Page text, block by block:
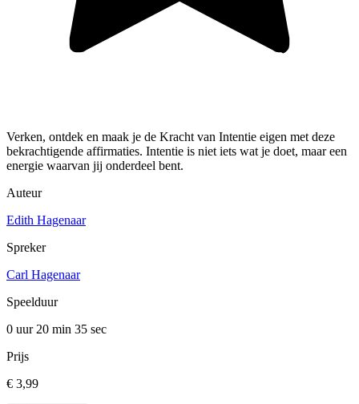
Verken, ontdek en maak je de Kracht van Intentie eigen met deze
bekrachtigende affirmaties. Intentie is niet iets wat je doet, maar een
energie waarvan jij onderdeel bent.
Auteur
Edith Hagenaar
Spreker
Carl Hagenaar
Speelduur
0 uur 20 min 35 sec
Prijs
€ 3,99